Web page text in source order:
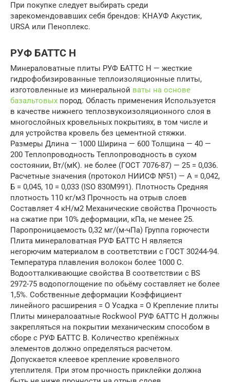
При покупке следует выбирать среди
зарекомендовавших себя брендов: КНАУФ Акустик,
URSA или Пеноплекс.
РУФ БАТТС Н
Минераловатные плиты РУФ БАТТС Н — жесткие
гидрофобизированные теплоизоляционные плиты,
изготовленные из минеральной ваты на основе
базальтовых пород. Область применения Используется
в качестве нижнего теплозвукоизоляционного слоя в
многослойных кровельных покрытиях, в том числе и
для устройства кровель без цементной стяжки.
Размеры Длина — 1000 Ширина — 600 Толщина — 40 —
200 Теплопроводность Теплопроводность в сухом
состоянии, Вт/(мК). не более (ГОСТ 7076-87) — 25 = 0,036.
Расчетные значения (протокол НИИСФ №51) — А = 0,042,
Б = 0,045, 10 = 0,033 (ISO 830M991). Плотность Средняя
плотность 110 кг/м3 Прочность на отрыв слоев
Составляет 4 кН/м2 Механические свойства Прочность
на сжатие при 10% деформации, кПа, не менее 25.
Паропроницаемость 0,32 мг/(м-чПа) Группа горючести
Плита минераловатная РУФ БАТТС Н является
негорючим материалом в соответствии с ГОСТ 30244-94.
Температура плавления волокон более 1000 С.
Водоотталкивающие свойства В соответствии с BS
2972-75 водопоглощение по обьёму составляет не более
1,5%. Собственные деформации Коэффициент
линейного расширения = О Усадка = О Крепление плиты
Плиты минералоаатные Rockwool РУФ 6АТТС Н должны
закрепляться на покрытии механическим способом в
сборе с РУФ БАТТС В. Количество крепёжных
элементов должно определяться расчетом.
Допускается клеевое крепление кровелвного
утеплителя. При этом прочность приклейки должна